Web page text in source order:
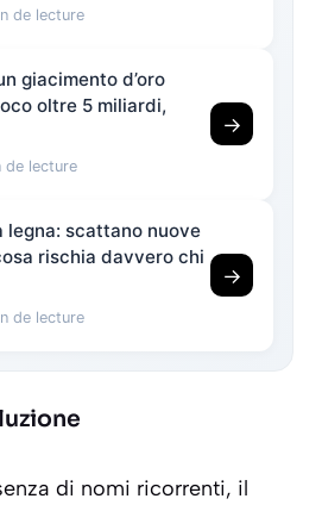
de lecture
giacimento d’oro
oltre 5 miliardi,
de lecture
→
legna: scattano nuove
rischia davvero chi
de lecture
→
di nomi ricorrenti, il